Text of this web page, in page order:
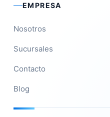
EMPRESA
Nosotros
Sucursales
Contacto
Blog